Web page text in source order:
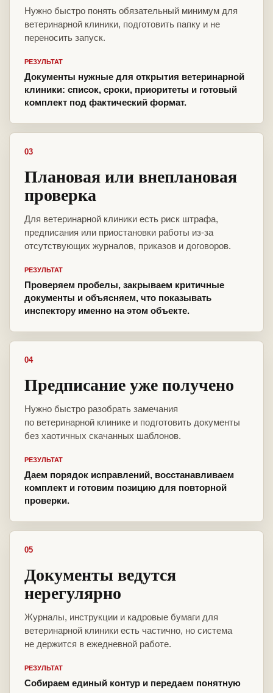
Нужно быстро понять обязательный минимум для
ветеринарной клиники, подготовить папку и не
переносить запуск.
РЕЗУЛЬТАТ
Документы нужные для открытия ветеринарной
клиники: список, сроки, приоритеты и готовый
комплект под фактический формат.
03
Плановая или внеплановая
проверка
Для ветеринарной клиники есть риск штрафа,
предписания или приостановки работы из-за
отсутствующих журналов, приказов и договоров.
РЕЗУЛЬТАТ
Проверяем пробелы, закрываем критичные
документы и объясняем, что показывать
инспектору именно на этом объекте.
04
Предписание уже получено
Нужно быстро разобрать замечания
по ветеринарной клинике и подготовить документы
без хаотичных скачанных шаблонов.
РЕЗУЛЬТАТ
Даем порядок исправлений, восстанавливаем
комплект и готовим позицию для повторной
проверки.
05
Документы ведутся
нерегулярно
Журналы, инструкции и кадровые бумаги для
ветеринарной клиники есть частично, но система
не держится в ежедневной работе.
РЕЗУЛЬТАТ
Собираем единый контур и передаем понятную